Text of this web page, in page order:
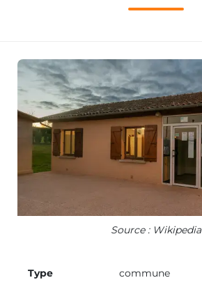
Source : Wikipedia
Type commune